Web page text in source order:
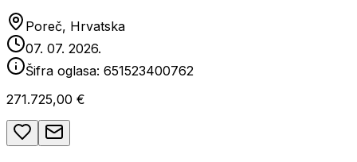
Poreč, Hrvatska
07. 07. 2026.
Šifra oglasa: 651523400762
271.725,00 €